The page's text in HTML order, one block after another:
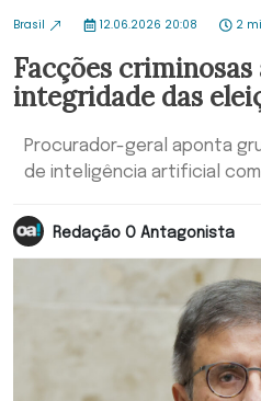
Brasil 12.06.2026 20:08 2
Facções
integridade das
Procurador-geral aponta
de inteligência artificial
Redação O Antagonista